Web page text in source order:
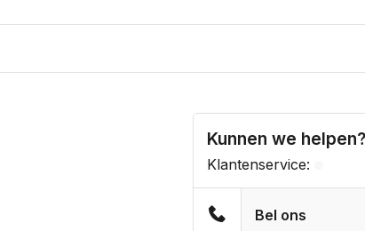
Kunnen we helpen?
Klantenservice:
Bel ons